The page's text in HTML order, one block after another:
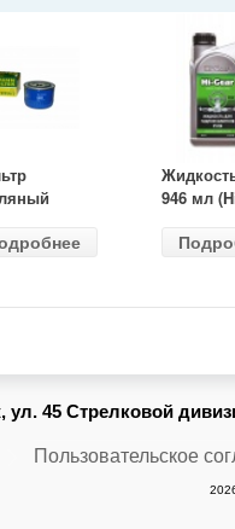
W
946 мл
ул. 45 Стрелковой
Пользовательское